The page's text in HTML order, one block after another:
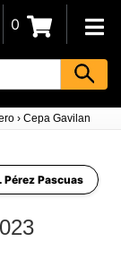
› Cepa Gavilan
0
Pascuas